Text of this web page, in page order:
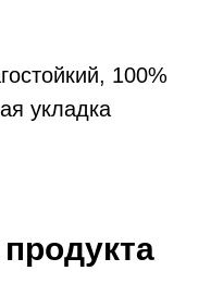
100%
укладка